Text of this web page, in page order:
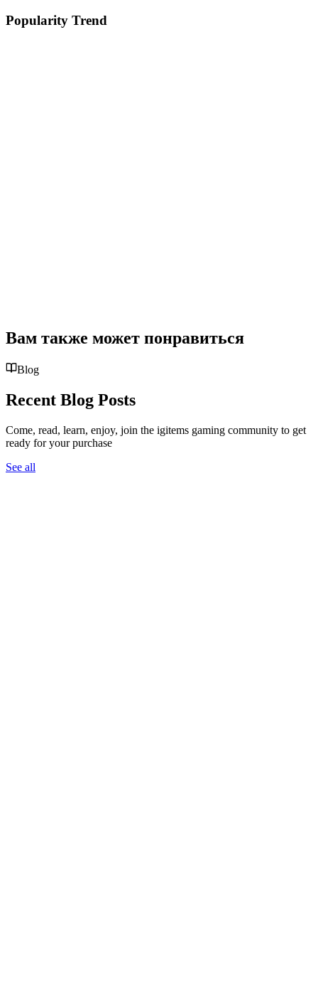
Popularity Trend
Вам также может понравиться
Blog
Recent Blog Posts
Come, read, learn, enjoy, join the igitems gaming community to get
ready for your purchase
See all